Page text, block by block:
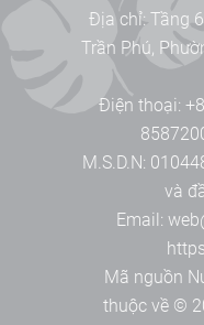
Địa chỉ: Tầng
Trần Phú,
Điện thoại:
M.S.D.N:
và
Email:
Mã nguồn
thuộc về ©